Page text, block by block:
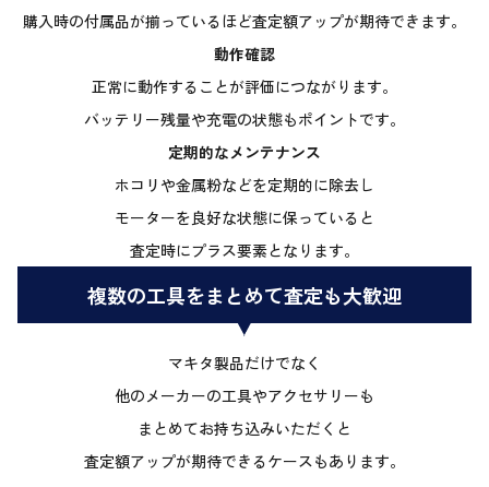
購入時の付属品が揃っているほど査定額アップが期待できます。
動作確認
正常に動作することが評価につながります。
バッテリー残量や充電の状態もポイントです。
定期的なメンテナンス
ホコリや金属粉などを定期的に除去し
モーターを良好な状態に保っていると
査定時にプラス要素となります。
複数の工具をまとめて査定も大歓迎
マキタ製品だけでなく
他のメーカーの工具やアクセサリーも
まとめてお持ち込みいただくと
査定額アップが期待できるケースもあります。